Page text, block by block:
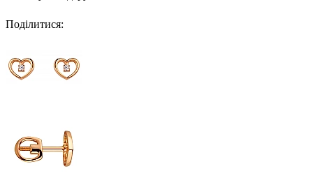
Поділитися: